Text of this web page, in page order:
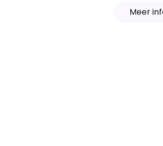
Meer